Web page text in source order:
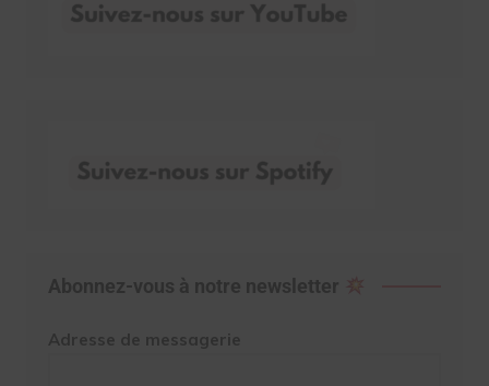
Abonnez-vous à notre newsletter
Adresse de messagerie